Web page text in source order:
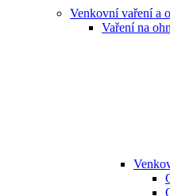
Venkovní vaření a
Vaření na